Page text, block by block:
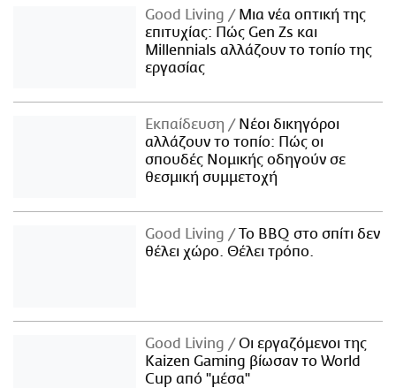
Good Living
Μια νέα οπτική της
επιτυχίας: Πώς Gen Zs και
Millennials αλλάζουν το τοπίο της
εργασίας
Εκπαίδευση
Νέοι δικηγόροι
αλλάζουν το τοπίο: Πώς οι
σπουδές Νομικής οδηγούν σε
θεσμική συμμετοχή
Good Living
Το BBQ στο σπίτι δεν
θέλει χώρο. Θέλει τρόπο.
Good Living
Οι εργαζόμενοι της
Kaizen Gaming βίωσαν το World
Cup από "μέσα"